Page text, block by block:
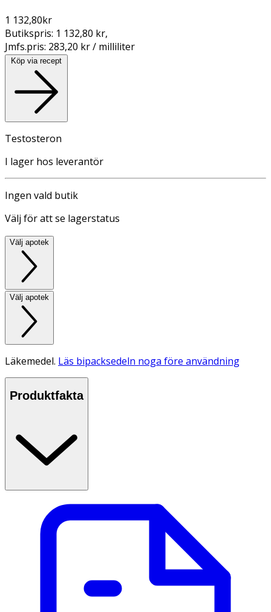
1 132,80kr
Butikspris: 1 132,80 kr,
Jmfs.pris: 283,20 kr / milliliter
Köp via recept
Testosteron
I lager hos leverantör
Ingen vald butik
Välj för att se lagerstatus
Välj apotek
Välj apotek
Läkemedel. Läs bipacksedeln noga före användning
Produktfakta